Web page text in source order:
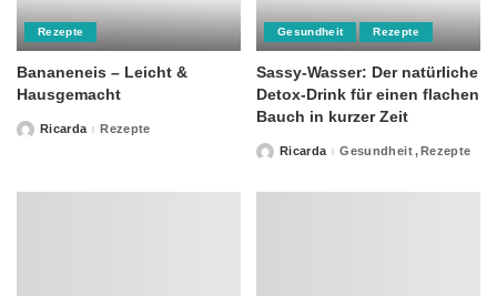
Rezepte
Bananeneis – Leicht &
Hausgemacht
PostedRicarda Rezepte
Gesundheit Rezepte
Sassy-Wasser: Der natürliche
Detox-Drink für einen flachen
Bauch in kurzer Zeit
PostedRicarda Gesundheit Rezepte